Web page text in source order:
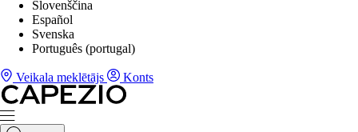
Slovenščina
Español
Svenska
Português (portugal)
Veikala meklētājs Konts